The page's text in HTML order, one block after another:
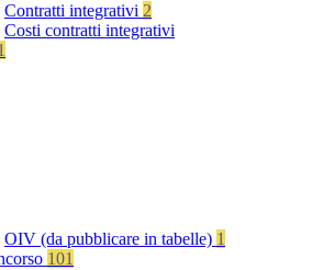
Contratti integrativi 2
Costi contratti integrativi
OIV (da pubblicare in tabelle) 1
101